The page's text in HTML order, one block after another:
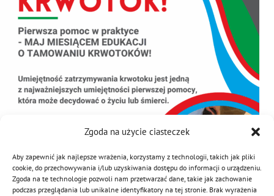
Zgoda na użycie ciasteczek
Aby zapewnić jak najlepsze wrażenia, korzystamy z technologii, takich jak pliki
cookie, do przechowywania i/lub uzyskiwania dostępu do informacji o urządzeniu.
Zgoda na te technologie pozwoli nam przetwarzać dane, takie jak zachowanie
podczas przeglądania lub unikalne identyfikatory na tej stronie. Brak wyrażenia